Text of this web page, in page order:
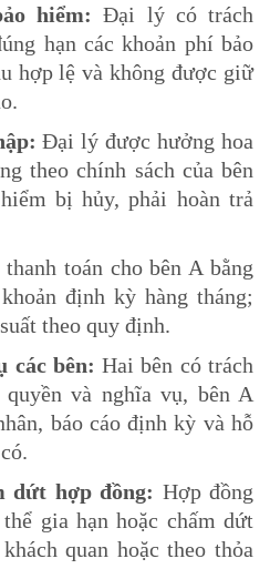
hiểm:Đại lý có trách
hạn các khoản phí bảo
hợp lệ và không được giữ
Đại lý được hưởng hoa
theo chính sách của bên
bị hủy, phải hoàn trả
toán cho bên A bằng
định kỳ hàng tháng;
theo quy định.
các bên:Hai bên có trách
và nghĩa vụ, bên A
báo cáo định kỳ và hỗ
dứt hợp đồng: Hợp đồng
gia hạn hoặc chấm dứt
quan hoặc theo thỏa